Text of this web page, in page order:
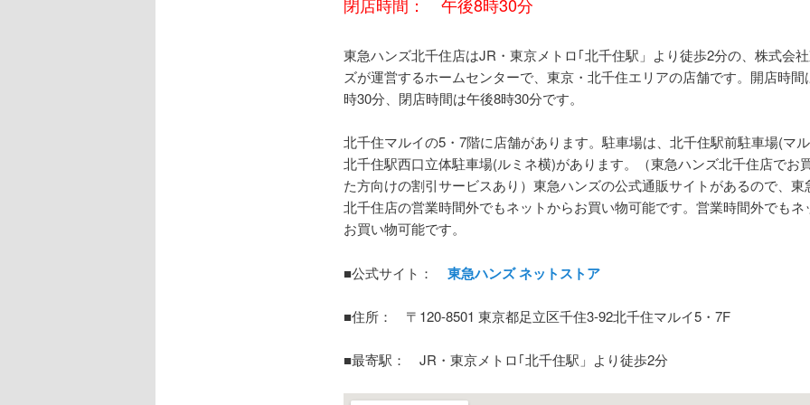
東急ハンズ北千住店はJR・東京メトロ｢北千住駅」より徒歩2分の、株式会
ズが運営するホームセンターで、東京・北千住エリアの店舗です。開店時間
時30分、閉店時間は午後8時30分です。
北千住マルイの5・7階に店舗があります。駐車場は、北千住駅前駐車場(マ
北千住駅西口立体駐車場(ルミネ横)があります。（東急ハンズ北千住店でお
た方向けの割引サービスあり）東急ハンズの公式通販サイトがあるので、東
北千住店の営業時間外でもネットからお買い物可能です。営業時間外でもネ
お買い物可能です。
■公式サイト： 東急ハンズ ネットストア
■住所： 〒120-8501 東京都足立区千住3-92北千住マルイ5・7F
■最寄駅： JR・東京メトロ｢北千住駅」より徒歩2分